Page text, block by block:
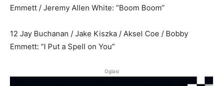
Emmett / Jeremy Allen White: “Boom Boom”
12 Jay Buchanan / Jake Kiszka / Aksel Coe / Bobby
Emmett: “I Put a Spell on You”
Oglasi